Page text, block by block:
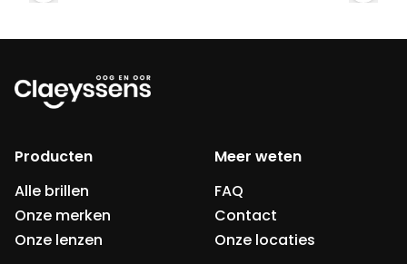
Producten
Alle brillen
Onze merken
Onze lenzen
Meer weten
FAQ
Contact
Onze locaties